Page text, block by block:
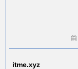
itme.xyz